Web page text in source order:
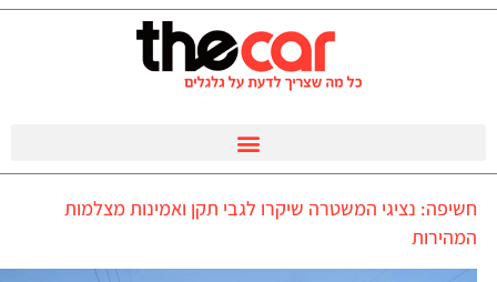
חשיפה: נציגי המשטרה שיקרו לגבי תקן ואמינות מצלמות
המהירות